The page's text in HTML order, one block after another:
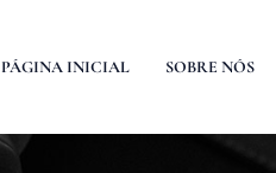
PÁGINA INICIAL SOBRE NÓS